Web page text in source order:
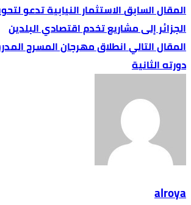
الاستثمار النيابية تدعو
الجزائر إلى مشاريع تخدم اقتصادي البلدين
انطلاق مهرجان المسرح
دورته الثانية
alroya